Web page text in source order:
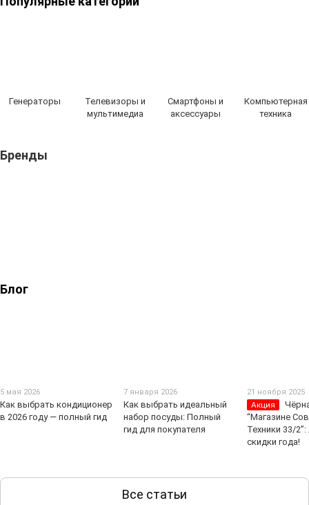
Генераторы
Телевизоры и
мультимедиа
Смартфоны и
аксессуары
Компьютерная
техника
Бренды
Блог
5 мая 2026
Как выбрать кондиционер
в 2026 году — полный гид
7 января 2026
Как выбрать идеальный
набор посуды: Полный
гид для покупателя
21 ноября 2025
Акция
“Магазине
Техники 33/
скидки года!
Все статьи